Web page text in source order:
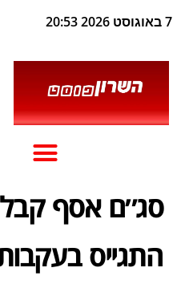
7 באוגוסט 2026 20:53
סג״ם אסף
התגייס